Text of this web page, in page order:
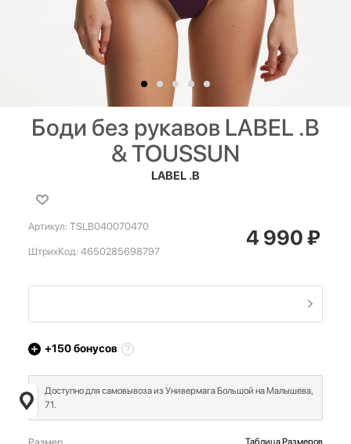
Боди без рукавов LABEL .B
& TOUSSUN
LABEL .B
Артикул: TSLB040070470
ШтрихКод: 4650285698797
4 990₽
+150бонусов
Доступно для самовывоза из Универмага Большой на Малышева,
71.
Таблица Размеров